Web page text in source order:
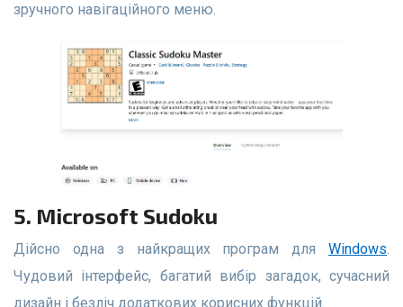
зручного навігаційного меню.
5. Microsoft Sudoku
Дійсно одна з найкращих програм для Windows
Чудовий інтерфейс, багатий вибір загадок, сучасний
дизайн і безліч додаткових корисних функцій.